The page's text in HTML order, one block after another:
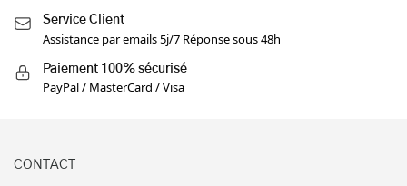
Service Client
Assistance par emails 5j/7 Réponse sous 48h
Paiement 100% sécurisé
PayPal / MasterCard / Visa
CONTACT